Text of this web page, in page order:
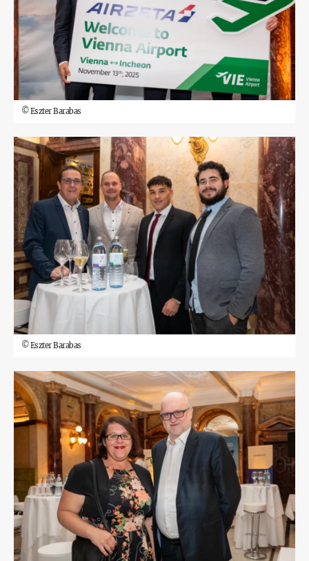
©Eszter Barabas
©Eszter Barabas